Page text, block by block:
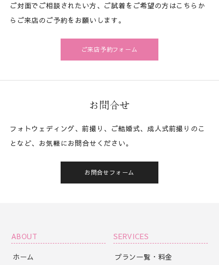
ご対面でご相談されたい方、ご試着をご希望の方はこちらか
らご来店のご予約をお願いします。
ご来店予約フォーム
お問合せ
フォトウェディング、前撮り、ご結婚式、成人式前撮りのこ
となど、お気軽にお問合せください。
お問合せフォーム
ABOUT
ホーム
SERVICES
プラン一覧・料金